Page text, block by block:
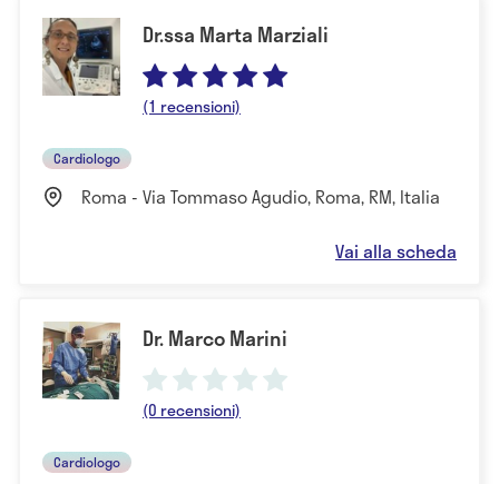
Dr.ssa Marta Marziali
(1 recensioni)
Cardiologo
Roma - Via Tommaso Agudio, Roma, RM, Italia
Vai alla scheda
Dr. Marco Marini
(0 recensioni)
Cardiologo